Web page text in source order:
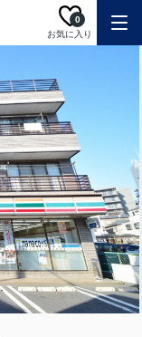
お気に入り
0